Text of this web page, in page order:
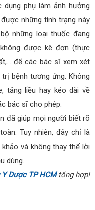
phụ làm ảnh hưởng
những tình trạng này
những loại thuốc đang
được kê đơn (thực
để các bác sĩ xem xét
bệnh tương ứng. Không
tăng liều hay kéo dài về
bác sĩ cho phép.
đã giúp mọi người biết rõ
Tuy nhiên, đây chỉ là
và không thay thế lời
dùng.
Dược TP HCMtổng hợp!